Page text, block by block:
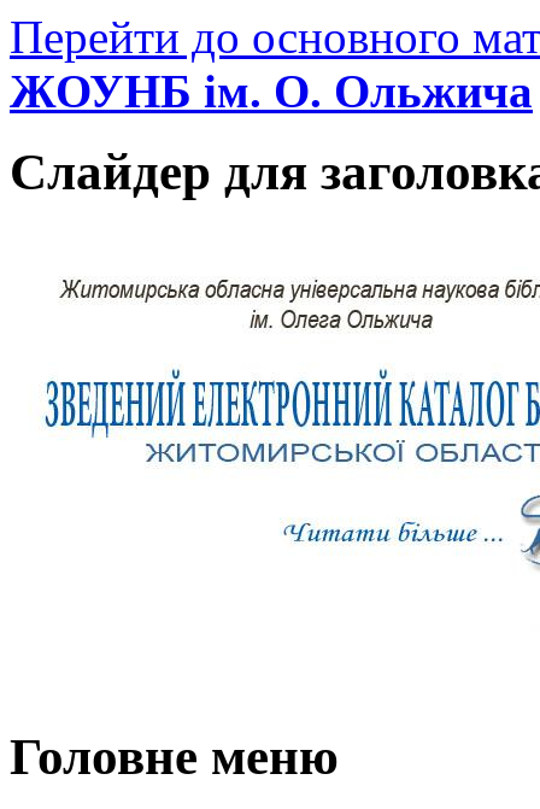
Перейти до основного
ЖОУНБ ім. О. Ольжича
Слайдер для
Головне меню